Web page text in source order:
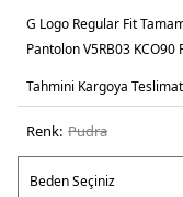
G Logo Regular Fit
Pantolon V5RB03 KCO90
Tahmini Kargoya
Renk: pudra